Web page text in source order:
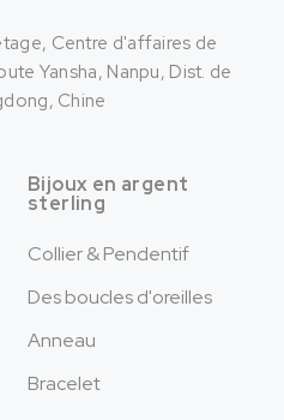
Centre d'affaires de
Yansha, Nanpu, Dist. de
Chine
Bijoux en argent
sterling
Collier & Pendentif
Des boucles d'oreilles
Anneau
Bracelet